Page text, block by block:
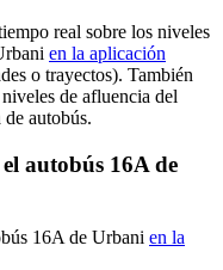
real sobre los niveles
en la aplicación
o trayectos). También
de afluencia del
autobús.
autobús 16A de
16A de Urbani en la